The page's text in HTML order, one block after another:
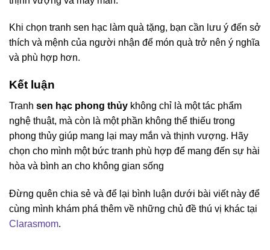
Khi chọn tranh sen hạc làm quà tặng, bạn cần lưu ý đến sở
thích và mệnh của người nhận để món quà trở nên ý nghĩa
và phù hợp hơn.
Kết luận
Tranh sen hạc phong thủy không chỉ là một tác phẩm
nghệ thuật, mà còn là một phần không thể thiếu trong
phong thủy giúp mang lại may mắn và thịnh vượng. Hãy
chọn cho mình một bức tranh phù hợp để mang đến sự hài
hòa và bình an cho không gian sống
Đừng quên chia sẻ và để lại bình luận dưới bài viết này để
cùng mình khám phá thêm về những chủ đề thú vị khác tại
Clarasmom.